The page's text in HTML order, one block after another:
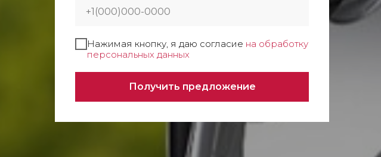
Нажимая кнопку, я даю согласие на обработку
персональных данных
Получить предложение